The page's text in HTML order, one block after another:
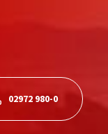
02972 980-0